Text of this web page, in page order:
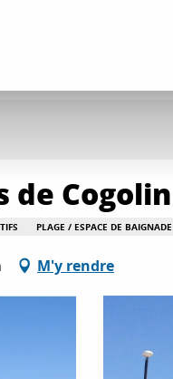
de Cogolin
PLAGE / ESPACE DE BAIGNADE
M'y rendre